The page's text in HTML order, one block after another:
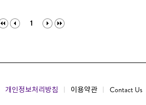
1
개인정보처리방침 이용약관 Contact Us